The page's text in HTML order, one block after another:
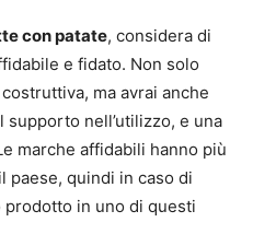
con patate, considera di
e fidato. Non solo
ma avrai anche
nell’utilizzo, e una
marche affidabili hanno più
paese, quindi in caso di
in uno di questi